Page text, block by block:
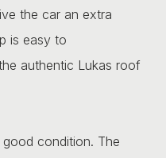
the car an extra
is easy to
authentic Lukas roof
condition. The